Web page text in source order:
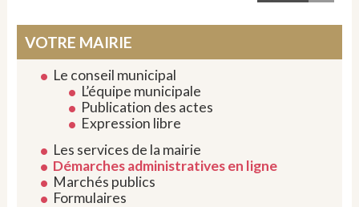
VOTRE MAIRIE
Le conseil municipal
L’équipe municipale
Publication des actes
Expression libre
Les services de la mairie
Démarches administratives en ligne
Marchés publics
Formulaires